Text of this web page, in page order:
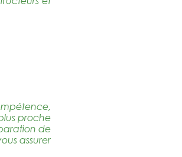
proche
de
assurer